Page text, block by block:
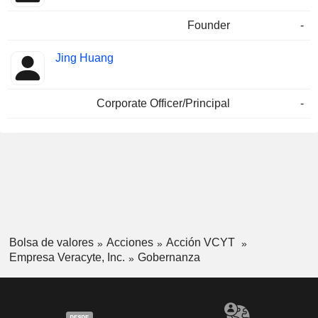
Founder -
Jing Huang
Corporate Officer/Principal -
Bolsa de valores Acciones
Acción VCYT
Empresa Veracyte, Inc.
Gobernanza